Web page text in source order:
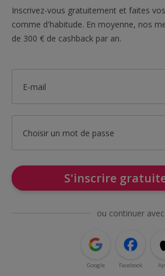
Inscrivez-vous gratuitement et faites
comme d'habitude. En moyenne, nos
de 300 € de cashback par an.
E-mail
Choisir un mot de passe
S'inscrire
ou continuer avec
Google Facebook